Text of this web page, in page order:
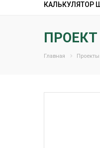
КАЛЬКУЛЯТОР
Главная Проекты